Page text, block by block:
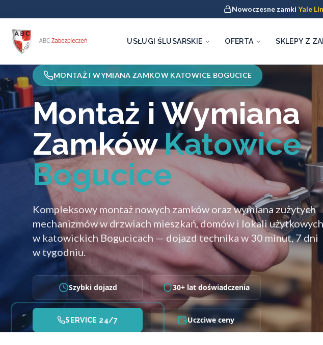
Nowoczesne zamki Yale
USŁUGI ŚLUSARSKIE OFERTA SKLEPY Z
MONTAŻ I WYMIANA ZAMKÓW KATOWICE BOGUCICE
Montaż i Wymiana
ZamkówKatowice
Bogucice
Kompleksowy montaż nowych zamków oraz wymiana zużytych
mechanizmów w drzwiach mieszkań, domów i lokali użytkowych
w katowickich Bogucicach — dojazd technika w 30 minut, 7 dni
w tygodniu.
Szybki dojazd 30+ lat doświadczenia
SERVICE 24/7 Uczciwe ceny